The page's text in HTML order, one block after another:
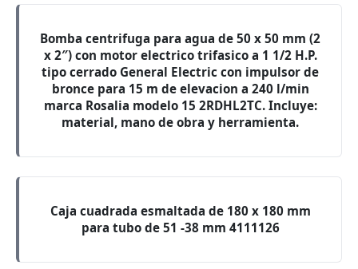
Bomba centrifuga para agua de 50 x 50 mm (2
x 2″) con motor electrico trifasico a 1 1/2 H.P.
tipo cerrado General Electric con impulsor de
bronce para 15 m de elevacion a 240 l/min
marca Rosalia modelo 15 2RDHL2TC. Incluye:
material, mano de obra y herramienta.
Caja cuadrada esmaltada de 180 x 180 mm
para tubo de 51 -38 mm 4111126